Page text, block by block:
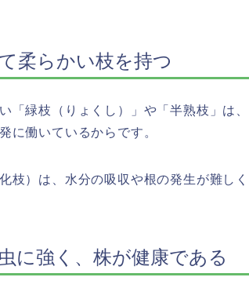
柔らかい枝を持つ
「緑枝（りょくし）」や「半熟枝」は
に働いているからです。
枝）は、水分の吸収や根の発生が難し
に強く、株が健康である